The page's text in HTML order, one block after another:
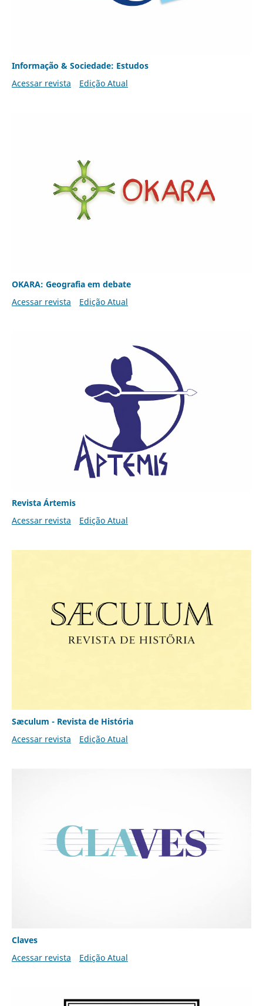
Informação & Sociedade: Estudos
Acessar revista
Edição Atual
OKARA: Geografia em debate
Acessar revista
Edição Atual
Revista Ártemis
Acessar revista
Edição Atual
Sæculum - Revista de História
Acessar revista
Edição Atual
Claves
Acessar revista
Edição Atual